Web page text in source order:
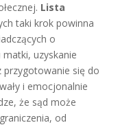
Lista
taki krok powinna
o
uzyskanie
przygotowanie się do
i emocjonalnie
że sąd może
od